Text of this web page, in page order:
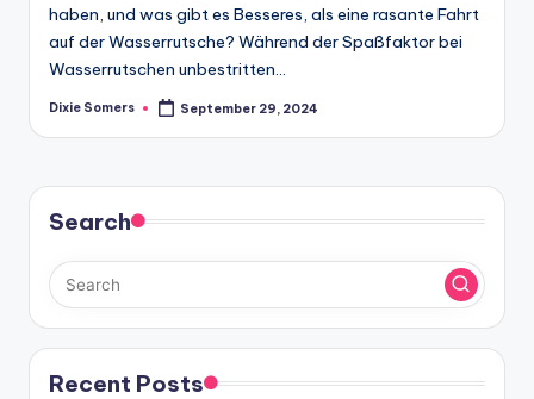
haben, und was gibt es Besseres, als eine rasante Fahrt
auf der Wasserrutsche? Während der Spaßfaktor bei
Wasserrutschen unbestritten…
Posted
Dixie Somers September 29, 2024
Search
Recent Posts